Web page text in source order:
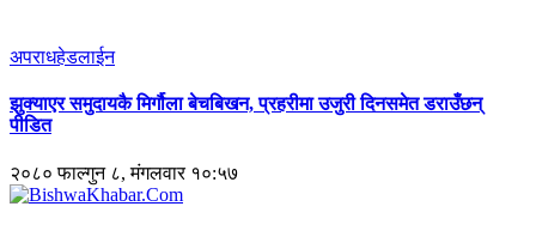
अपराधहेडलाईन
झुक्याएर समुदायकै मिर्गौला बेचबिखन, प्रहरीमा उजुरी दिनसमेत डराउँछन्
पीडित
२०८० फाल्गुन ८, मंगलवार १०:५७